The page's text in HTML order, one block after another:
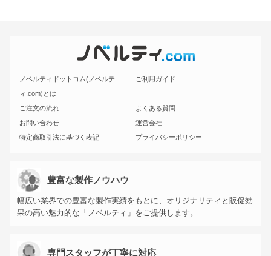
ノベルティドットコム(ノベルテ
ィ.com)とは
ご利用ガイド
ご注文の流れ
よくある質問
お問い合わせ
運営会社
特定商取引法に基づく表記
プライバシーポリシー
豊富な製作ノウハウ
幅広い業界での豊富な製作実績をもとに、オリジナリティと販促効
果の高い魅力的な「ノベルティ」をご提供します。
専門スタッフが丁寧に対応